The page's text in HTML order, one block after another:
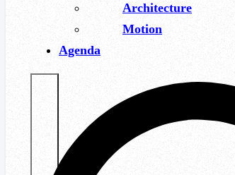
Architecture
Motion
Agenda